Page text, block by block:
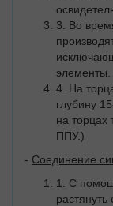
3. Во
элементы.
4. На
глубину
на торцах
ППУ.)
- Соединение
1. С